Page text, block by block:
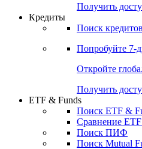
Получить
Кредиты
Поиск кредитов
Попробуйте 7-
Откройте
Получить
ETF & Funds
Поиск ETF &
Сравнение
Поиск ПИФ
Поиск Mutual